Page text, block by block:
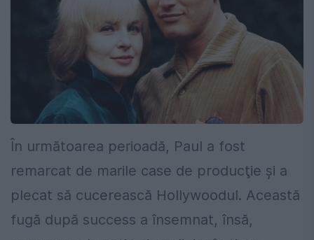
În următoarea perioadă, Paul a fost
remarcat de marile case de producţie și a
plecat să cucerească Hollywoodul. Această
fugă după success a însemnat, însă,